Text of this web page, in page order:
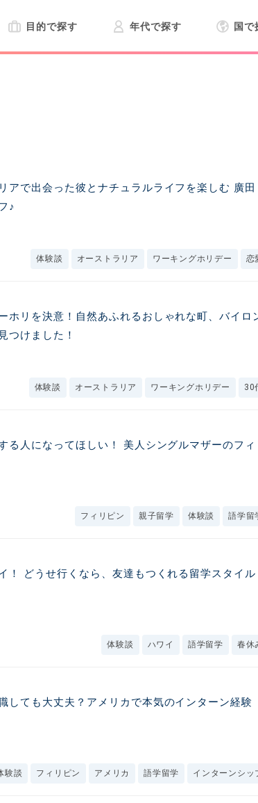
目的で探す 年代で探す 国で
アで出会った彼とナチュラルライフを楽しむ 廣田
♪
体験談 オーストラリア ワーキングホリデー 恋
ホリを決意！自然あふれるおしゃれな町、バイロ
つけました！
体験談 オーストラリア ワーキングホリデー 30
る人になってほしい！ 美人シングルマザーのフィ
フィリピン 親子留学 体験談 語学留
！ どうせ行くなら、友達もつくれる留学スタイル
体験談 ハワイ 語学留学 春休
しても大丈夫？アメリカで本気のインターン経験
験談 フィリピン アメリカ 語学留学 インターンシッ